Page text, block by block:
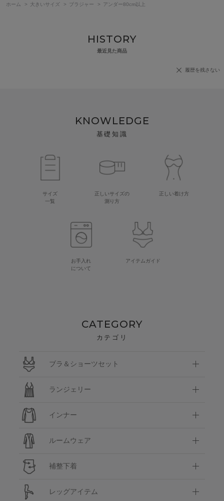
ホーム
> 大きいサイズ > ブラジャー > アンダー80cm以上
HISTORY
最近見た商品
履歴を残さない
KNOWLEDGE
基礎知識
サイズ
一覧
正しいサイズの
測り方
正しい着け方
お手入れ
について
アイテムガイド
CATEGORY
カテゴリ
ブラ＆ショーツセット
ランジェリー
インナー
ルームウェア
補整下着
レッグアイテム